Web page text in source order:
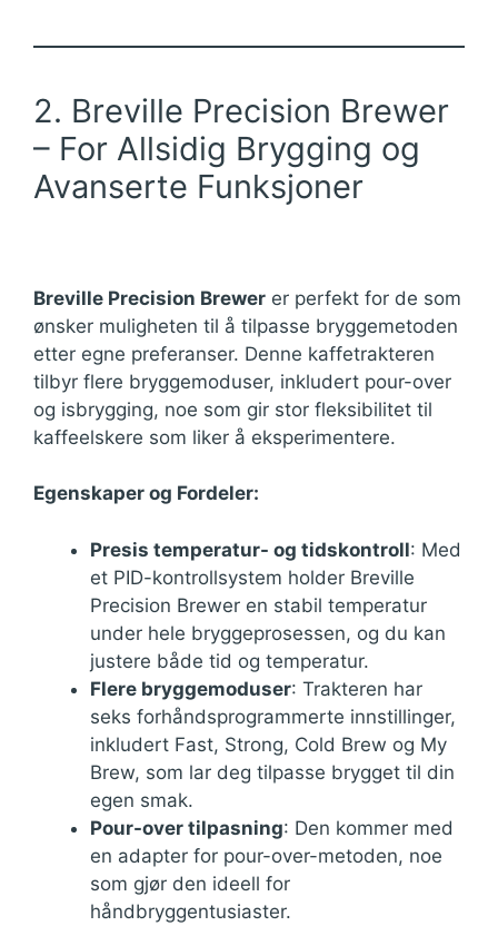
2. Breville Precision Brewer
– For Allsidig Brygging og
Avanserte Funksjoner
Breville Precision Brewer er perfekt for de som
ønsker muligheten til å tilpasse bryggemetoden
etter egne preferanser. Denne kaffetrakteren
tilbyr flere bryggemoduser, inkludert pour-over
og isbrygging, noe som gir stor fleksibilitet til
kaffeelskere som liker å eksperimentere.
Egenskaper og Fordeler:
Presis temperatur- og tidskontroll: Med
et PID-kontrollsystem holder Breville
Precision Brewer en stabil temperatur
under hele bryggeprosessen, og du kan
justere både tid og temperatur.
Flere bryggemoduser: Trakteren har
seks forhåndsprogrammerte innstillinger,
inkludert Fast, Strong, Cold Brew og My
Brew, som lar deg tilpasse brygget til din
egen smak.
Pour-over tilpasning: Den kommer med
en adapter for pour-over-metoden, noe
som gjør den ideell for
håndbryggentusiaster.